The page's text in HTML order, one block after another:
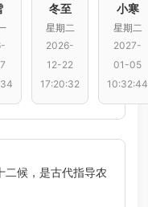
冬至
星期二
2026-
12-22
17:20:32
小寒
星期二
2027-
01-05
10:32:44
二候，是古代指导农